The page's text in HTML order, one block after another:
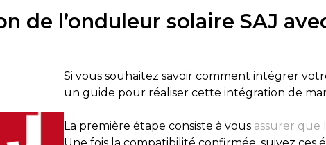
de l’onduleur solaire SAJ
Si vous souhaitez savoir comment intégrer
un guide pour réaliser cette intégration de
La première étape consiste à vous assurer que